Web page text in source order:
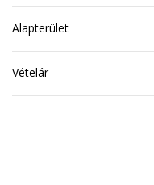
Alapterület
Vételár